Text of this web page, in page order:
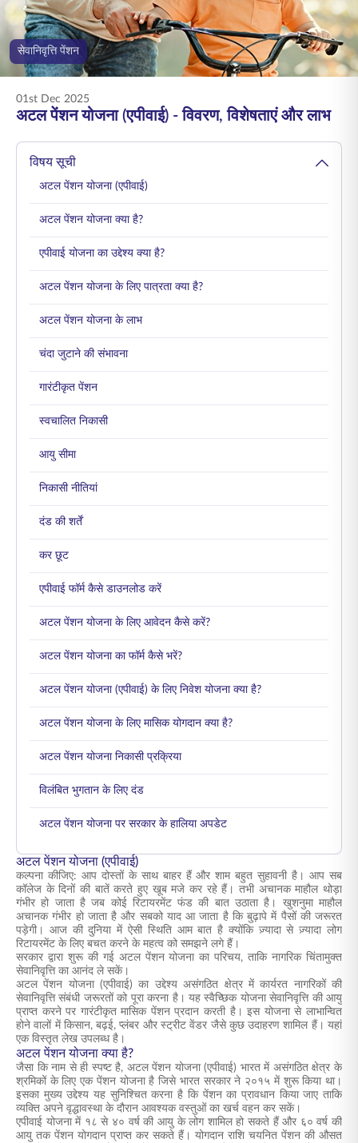
ENGLISH
ऑनलाइन खरीदें प्रीमियम भुगतान करें
सेवानिवृत्ति पेंशन
01st Dec 2025
अटल पेंशन योजना (एपीवाई) - विवरण, विशेषताएं और लाभ
विषय सूची
अटल पेंशन योजना (एपीवाई)
अटल पेंशन योजना क्या है?
एपीवाई योजना का उद्देश्य क्या है?
अटल पेंशन योजना के लिए पात्रता क्या है?
अटल पेंशन योजना के लाभ
चंदा जुटाने की संभावना
गारंटीकृत पेंशन
स्वचालित निकासी
आयु सीमा
निकासी नीतियां
दंड की शर्तें
कर छूट
एपीवाई फॉर्म कैसे डाउनलोड करें
अटल पेंशन योजना के लिए आवेदन कैसे करें?
अटल पेंशन योजना का फॉर्म कैसे भरें?
अटल पेंशन योजना (एपीवाई) के लिए निवेश योजना क्या है?
अटल पेंशन योजना के लिए मासिक योगदान क्या है?
अटल पेंशन योजना निकासी प्रक्रिया
विलंबित भुगतान के लिए दंड
अटल पेंशन योजना पर सरकार के हालिया अपडेट
अटल पेंशन योजना (एपीवाई)
कल्पना कीजिए: आप दोस्तों के साथ बाहर हैं और शाम बहुत सुहावनी है। आप सब
कॉलेज के दिनों की बातें करते हुए खूब मजे कर रहे हैं। तभी अचानक माहौल थोड़ा
गंभीर हो जाता है जब कोई रिटायरमेंट फंड की बात उठाता है। खुशनुमा माहौल
अचानक गंभीर हो जाता है और सबको याद आ जाता है कि बुढ़ापे में पैसों की जरूरत
पड़ेगी। आज की दुनिया में ऐसी स्थिति आम बात है क्योंकि ज़्यादा से ज़्यादा लोग
रिटायरमेंट के लिए बचत करने के महत्व को समझने लगे हैं।
सरकार द्वारा शुरू की गई अटल पेंशन योजना का परिचय, ताकि नागरिक चिंतामुक्त
सेवानिवृत्ति का आनंद ले सकें।
अटल पेंशन योजना (एपीवाई) का उद्देश्य असंगठित क्षेत्र में कार्यरत नागरिकों की
सेवानिवृत्ति संबंधी जरूरतों को पूरा करना है। यह स्वैच्छिक योजना सेवानिवृत्ति की आयु
प्राप्त करने पर गारंटीकृत मासिक पेंशन प्रदान करती है। इस योजना से लाभान्वित
होने वालों में किसान, बढ़ई, प्लंबर और स्ट्रीट वेंडर जैसे कुछ उदाहरण शामिल हैं। यहां
एक विस्तृत लेख उपलब्ध है।
अटल पेंशन योजना क्या है?
जैसा कि नाम से ही स्पष्ट है, अटल पेंशन योजना (एपीवाई) भारत में असंगठित क्षेत्र के
श्रमिकों के लिए एक पेंशन योजना है जिसे भारत सरकार ने २०१५ में शुरू किया था।
इसका मुख्य उद्देश्य यह सुनिश्चित करना है कि पेंशन का प्रावधान किया जाए ताकि
व्यक्ति अपने वृद्धावस्था के दौरान आवश्यक वस्तुओं का खर्च वहन कर सकें।
एपीवाई योजना में १८ से ४० वर्ष की आयु के लोग शामिल हो सकते हैं और ६० वर्ष की
आयु तक पेंशन योगदान प्राप्त कर सकते हैं। योगदान राशि चयनित पेंशन की औसत